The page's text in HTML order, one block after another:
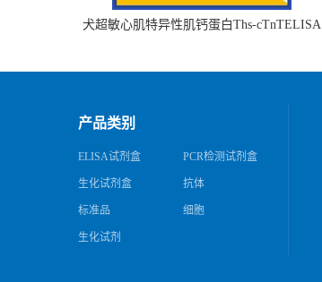
犬超敏心肌特异性肌钙蛋白Ths-cTnTELISA
产品类别
ELISA试剂盒 PCR检测试剂盒
生化试剂盒 抗体
标准品 细胞
生化试剂